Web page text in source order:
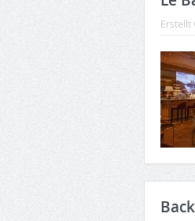
Erstellt